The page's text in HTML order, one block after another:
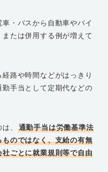
・バスから自動車やバイ
たは併用する例が増えて
路や時間などがはっきり
手当として定期代などの
、
通勤手当は労働基準法
のではなく、支給の有無
ごとに就業規則等で自由